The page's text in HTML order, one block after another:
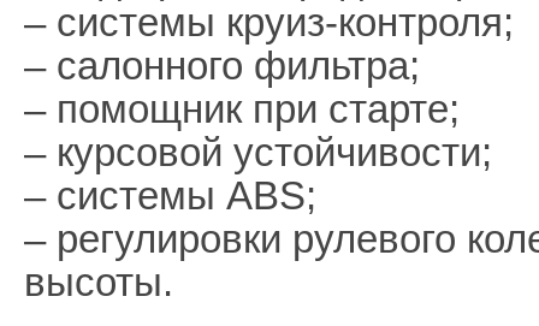
– системы круиз-контроля;
– салонного фильтра;
– помощник при старте;
– курсовой устойчивости;
– системы ABS;
– регулировки рулевого
высоты.